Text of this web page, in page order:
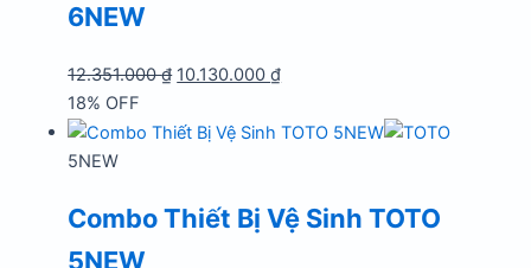
6NEW
12.351.000₫ Giá
là:
10.130.000₫Giá
tại
18% OFF
5NEW
Combo Thiết Bị Vệ Sinh TOTO
5NEW